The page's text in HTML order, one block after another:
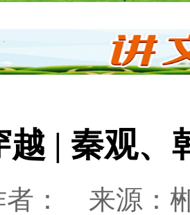
越 | 秦观、
： 来源：